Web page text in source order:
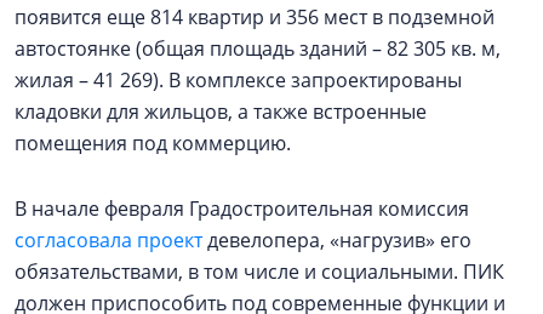
появится еще 814 квартир и 356 мест в подземной
автостоянке (общая площадь зданий – 82 305 кв. м,
жилая – 41 269). В комплексе запроектированы
кладовки для жильцов, а также встроенные
помещения под коммерцию.
В начале февраля Градостроительная комиссия
согласовала проектдевелопера, «нагрузив» его
обязательствами, в том числе и социальными. ПИК
должен приспособить под современные функции и